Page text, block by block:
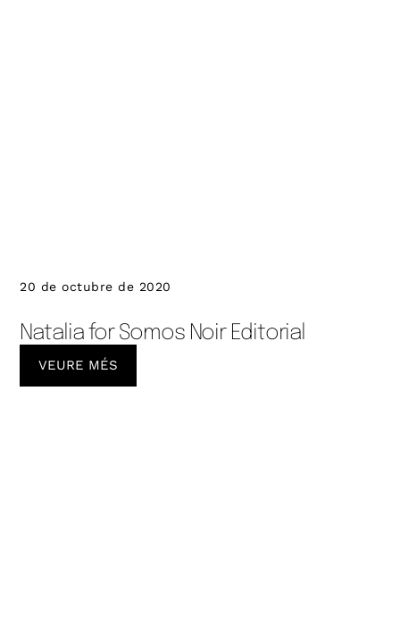
20 de octubre de 2020
Natalia for Somos Noir Editorial
VEURE MÉS